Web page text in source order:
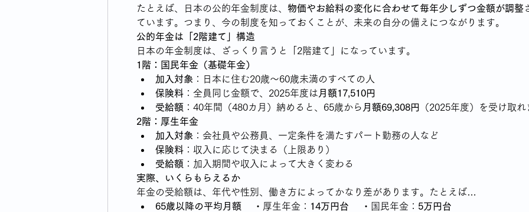
たとえば、日本の公的年金制度は、 物価やお給料の変化に合わせて毎年少しずつ金額が調整
ています。つまり、今の制度を知っておくことが、未来の自分の備えにつながります。
公的年金は「2階建て」構造
日本の年金制度は、ざっくり言うと「2階建て」になっています。
1階：国民年金（基礎年金）
加入対象 ：日本に住む20歳〜60歳未満のすべての人
保険料 ：全員同じ金額で、2025年度は 月額17,510円
受給額 ：40年間（480カ月）納めると、65歳から 月額69,308円
（2025年度）を受け取れ
2階：厚生年金
加入対象 ：会社員や公務員、一定条件を満たすパート勤務の人など
保険料 ：収入に応じて決まる（上限あり）
受給額 ：加入期間や収入によって大きく変わる
実際、いくらもらえるか
年金の受給額は、年代や性別、働き方によってかなり差があります。たとえば…
65歳以降の平均月額 ・厚生年金： 14万円台 ・国民年金： 5万円台